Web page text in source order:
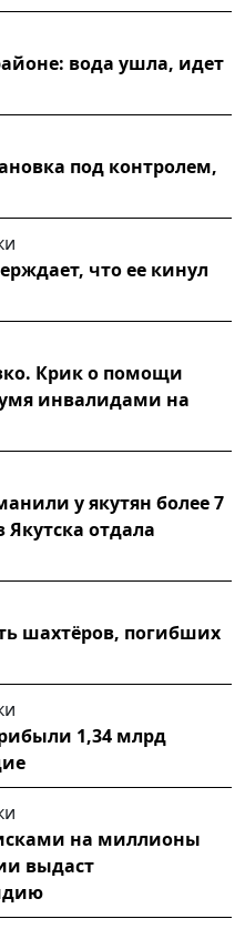
вода ушла, идет
под контролем,
что ее кинул
Крик о помощи
инвалидами на
у якутян более 7
отдала
шахтёров, погибших
1,34 млрд
на миллионы
выдаст